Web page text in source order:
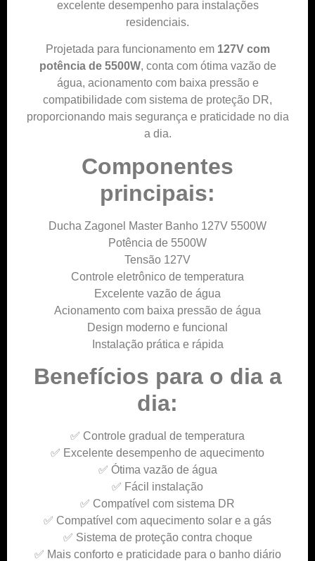
excelente desempenho para instalações
residenciais.
Projetada para funcionamento em 127V com
potência de 5500W, conta com ótima vazão de
água, acionamento com baixa pressão e
compatibilidade com sistema de proteção DR,
proporcionando mais segurança e praticidade no dia
a dia.
Componentes
principais:
Ducha Zagonel Master Banho 127V 5500W
Potência de 5500W
Tensão 127V
Controle eletrônico de temperatura
Excelente vazão de água
Acionamento com baixa pressão de água
Design moderno e funcional
Instalação prática e rápida
Benefícios para o dia a
dia:
✅ Controle gradual de temperatura
✅ Excelente desempenho de aquecimento
✅ Ótima vazão de água
✅ Fácil instalação
✅ Compatível com sistema DR
✅ Compatível com aquecimento solar e a gás
✅ Sistema de proteção contra choque
✅ Mais conforto e praticidade para o banho diário